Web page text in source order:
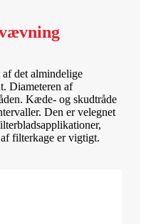
det almindelige
Diameteren af
Kæde- og skudtråde
Den er velegnet
filterkage er vigtigt.